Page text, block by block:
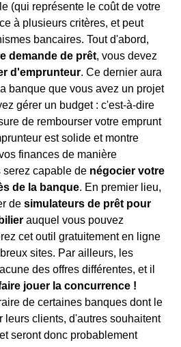
(qui représente le coût de votre
à plusieurs critères, et peut
bancaires. Tout d'abord,
demande de prêt, vous devez
d'emprunteur. Ce dernier aura
banque que vous avez un projet
gérer un budget : c'est-à-dire
de rembourser votre emprunt
est solide et montre
finances de manière
capable de négocier votre
de la banque. En premier lieu,
de simulateurs de prêt pour
auquel vous pouvez
cet outil gratuitement en ligne
sites. Par ailleurs, les
des offres différentes, et il
jouer la concurrence !
de certaines banques dont le
leurs clients, d'autres souhaitent
seront donc probablement